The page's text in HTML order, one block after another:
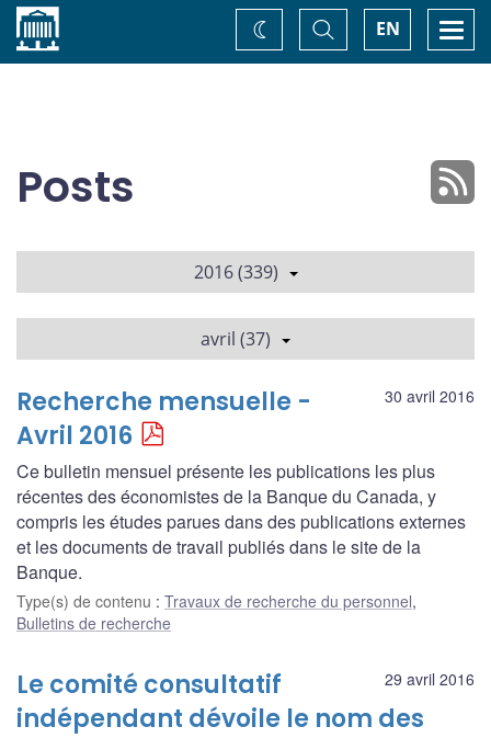
Accueil EN
Basculer
la
recherche
Changez
de
Posts
2016 (339)
avril (37)
30 avril 2016
Recherche mensuelle -
Avril 2016
Ce bulletin mensuel présente les publications les plus
récentes des économistes de la Banque du Canada, y
compris les études parues dans des publications externes
et les documents de travail publiés dans le site de la
Banque.
Type(s) de contenu : Travaux de recherche du personnel,
Bulletins de recherche
29 avril 2016
Le comité consultatif
indépendant dévoile le nom des